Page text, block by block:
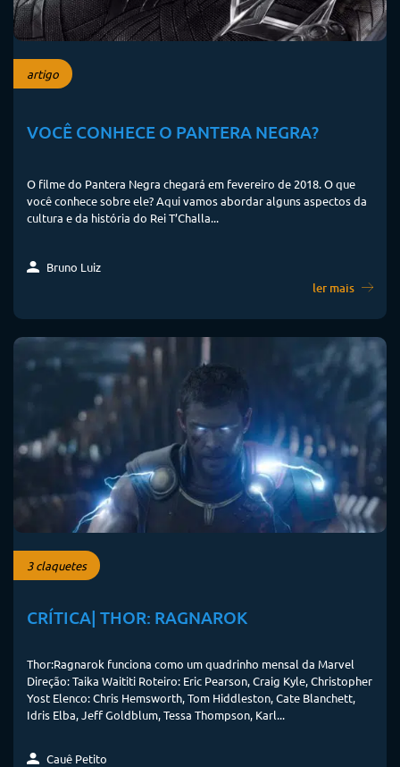
artigo
VOCÊ CONHECE O PANTERA NEGRA?
O filme do Pantera Negra chegará em fevereiro de 2018. O que
você conhece sobre ele? Aqui vamos abordar alguns aspectos da
cultura e da história do Rei T’Challa...
Bruno Luiz
ler mais
3 claquetes
CRÍTICA| THOR: RAGNAROK
Thor:Ragnarok funciona como um quadrinho mensal da Marvel
Direção: Taika Waititi Roteiro: Eric Pearson, Craig Kyle, Christopher
Yost Elenco: Chris Hemsworth, Tom Hiddleston, Cate Blanchett,
Idris Elba, Jeff Goldblum, Tessa Thompson, Karl...
Cauê Petito